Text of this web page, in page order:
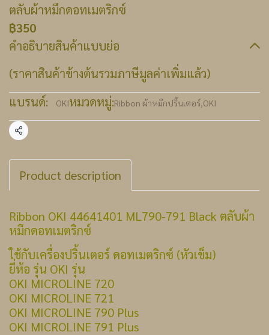
ตลับผ้าหมึกดอทเมตริกซ์
฿350
คำอธิบายสินค้าแบบย่อ
(ราคาสินค้าข้างต้นรวมภาษีมูลค่าเพิ่มแล้ว)
แบรนด์:
OKIหมวดหมู่:Ribbon ผ้าหมึกปริ้นเตอร์,OKI
แชร์
Product description
Ribbon OKI 44641401 ML790-791 Black ตลับผ้า
หมึกดอทเมตริกซ์
ใช้กับเครื่องปริ้นเตอร์ ดอทเมตริกซ์ (หัวเข็ม)
ยี่ห้อ รุ่น OKI รุ่น
OKI MICROLINE 720
OKI MICROLINE 721
OKI MICROLINE 790 Plus
OKI MICROLINE 791 Plus